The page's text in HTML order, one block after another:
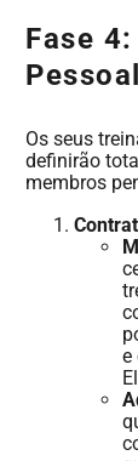
Fase
Os seus
definirão
membros
e